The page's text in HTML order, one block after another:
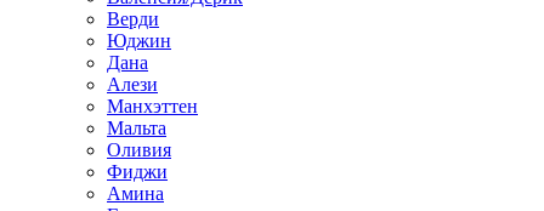
Верди
Юджин
Дана
Алези
Манхэттен
Мальта
Оливия
Фиджи
Амина